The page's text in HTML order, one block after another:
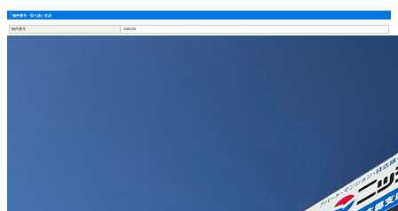
物件番号・取り扱い支店
物件番号 4200155